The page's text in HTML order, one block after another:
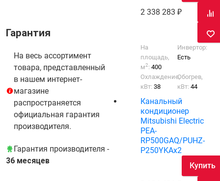
Гарантия
На весь ассортимент
товара, представленный
в нашем интернет-
магазине
распространяется
официальная гарантия
производителя.
Гарантия производителя -
36 месяцев
2 338 283
На
площадь,
м2:400
Инвертор:
Есть
Охлаждение,
кВт:38
Обогрев,
кВт:44
Канальный
кондиционер
Mitsubishi Electric
PEA-
RP500GAQ/PUHZ-
P250YKAх2
Купить